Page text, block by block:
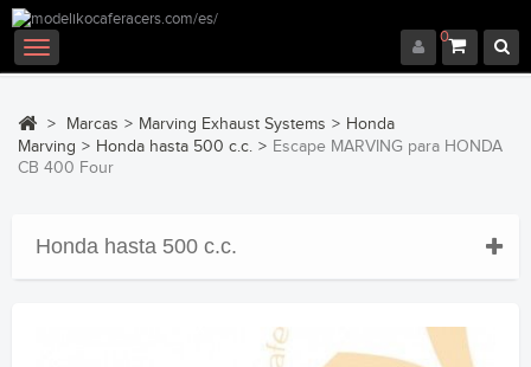
0
Navegación
Toggle
> Marcas > Marving Exhaust Systems > Honda
Marving > Honda hasta 500 c.c. > Escape MARVING para HONDA
CB 400 Four
Honda hasta 500 c.c.